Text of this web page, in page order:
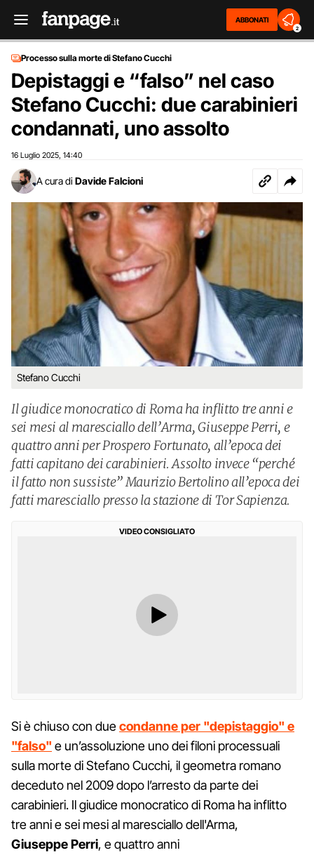
ABBONATI
2
Processo sulla morte di Stefano Cucchi
Depistaggi e “falso” nel caso
Stefano Cucchi: due carabinieri
condannati, uno assolto
16 Luglio 2025 14:40
A cura di Davide Falcioni
Stefano Cucchi
Il giudice monocratico di Roma ha inflitto tre anni e
sei mesi al maresciallo dell’Arma, Giuseppe Perri, e
quattro anni per Prospero Fortunato, all’epoca dei
fatti capitano dei carabinieri. Assolto invece “perché
il fatto non sussiste” Maurizio Bertolino all’epoca dei
fatti maresciallo presso la stazione di Tor Sapienza.
VIDEO CONSIGLIATO
Si è chiuso con duecondanne per "depistaggio" e
"falso" e un’assoluzione uno dei filoni processuali
sulla morte di Stefano Cucchi, il geometra romano
deceduto nel 2009 dopo l’arresto da parte dei
carabinieri. Il giudice monocratico di Roma ha inflitto
tre anni e sei mesi al maresciallo dell'Arma,
Giuseppe Perri, e quattro anni